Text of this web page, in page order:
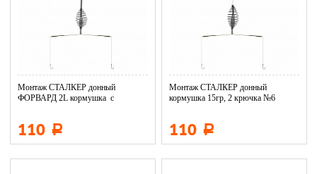
Монтаж СТАЛКЕР донный
ФОРВАРД 2L кормушка с
110 Р
Монтаж СТАЛКЕР донный
кормушка 15гр, 2 крючка №6
110 Р